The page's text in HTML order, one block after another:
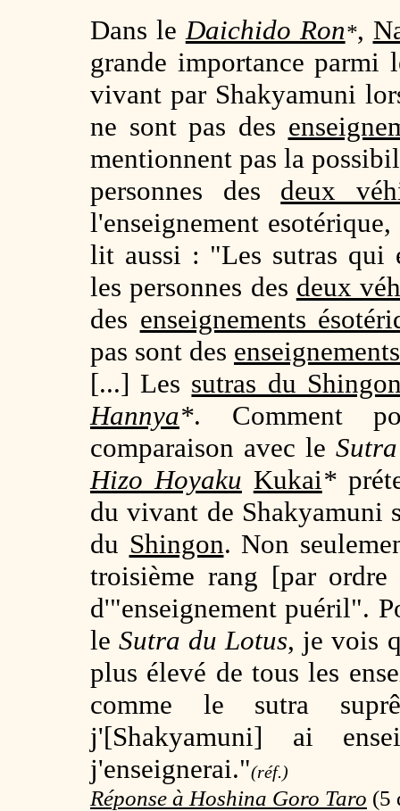
Dans leDaichido Ron*,
grande importance parmi
vivant par Shakyamuni
ne sont pas des
mentionnent pas la
personnes des deux
l'enseignement
lit aussi : "Les sutras qui
les personnes des deux
des enseignements
pas sont des
[...] Les sutras du
Hannya*. Comment
comparaison avec le
Hizo Hoyaku Kukai*
du vivant de Shakyamuni
du Shingon. Non
troisième rang [par
d'"enseignement puéril".
leSutra du Lotus, je vois
plus élevé de tous les
comme le sutra
j'[Shakyamuni] ai
j'enseignerai."(réf.)
Réponse à Hoshina Goro Taro (5